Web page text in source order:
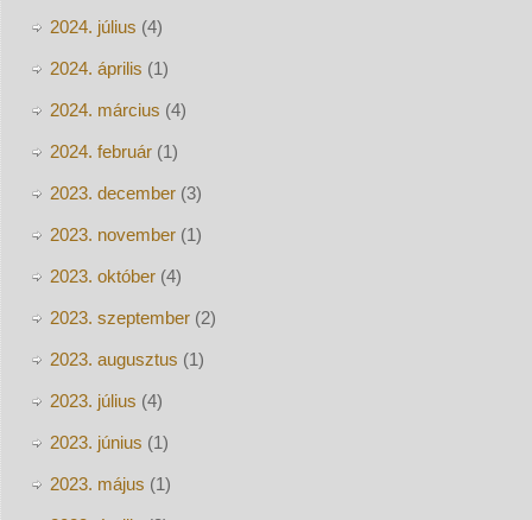
2024. július (4)
2024. április (1)
2024. március (4)
2024. február(1)
2023. december(3)
2023. november(1)
2023. október(4)
2023. szeptember(2)
2023. augusztus (1)
2023. július (4)
2023. június (1)
2023. május (1)